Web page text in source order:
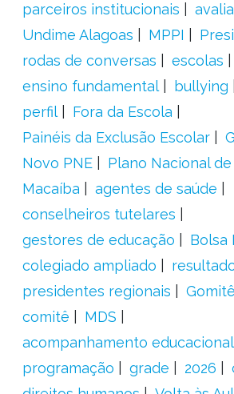
parceiros institucionais
Undime Alagoas
MPPI
rodas de conversas
escolas
ensino fundamental
bullying
perfil
Fora da Escola
Painéis da Exclusão Escolar
Novo PNE
Plano Nacional
Macaíba
agentes de saúde
conselheiros tutelares
gestores de educação
Bolsa
colegiado ampliado
presidentes regionais
comitê
MDS
acompanhamento educacional
programação
grade 2026